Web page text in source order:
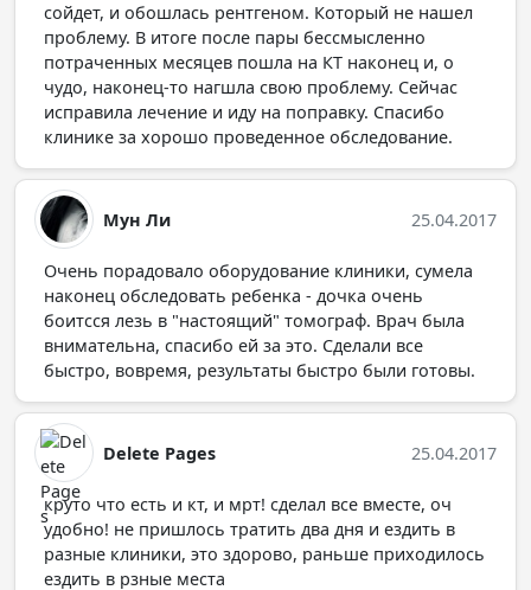
сойдет, и обошлась рентгеном. Который не нашел
проблему. В итоге после пары бессмысленно
потраченных месяцев пошла на КТ наконец и, о
чудо, наконец-то нагшла свою проблему. Сейчас
исправила лечение и иду на поправку. Спасибо
клинике за хорошо проведенное обследование.
Мун Ли 25.04.2017
Очень порадовало оборудование клиники, сумела
наконец обследовать ребенка - дочка очень
боитсся лезь в "настоящий" томограф. Врач была
внимательна, спасибо ей за это. Сделали все
быстро, вовремя, результаты быстро были готовы.
Delete Pages 25.04.2017
круто что есть и кт, и мрт! сделал все вместе, оч
удобно! не пришлось тратить два дня и ездить в
разные клиники, это здорово, раньше приходилось
ездить в рзные места